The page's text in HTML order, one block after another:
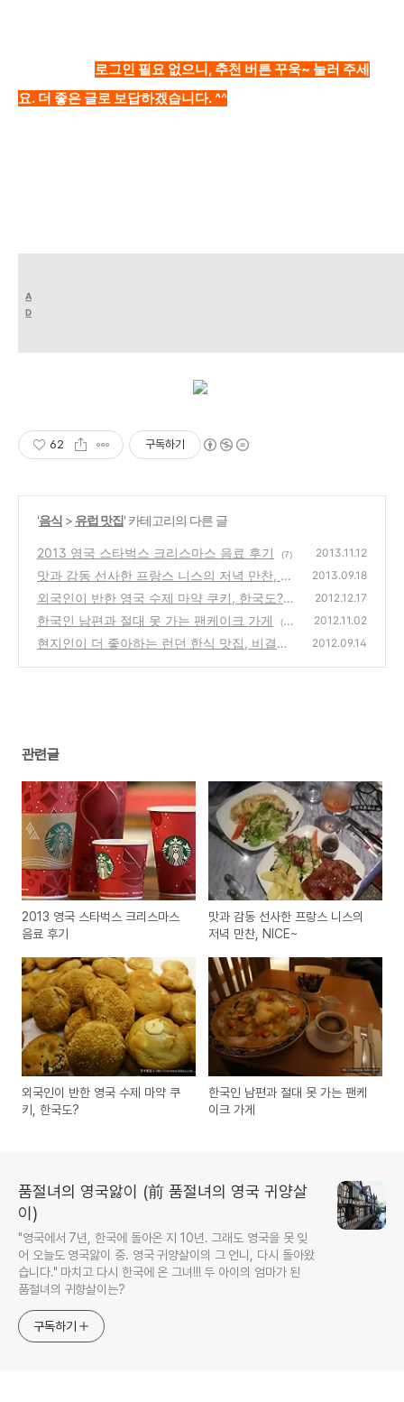
로그인 필요 없으니, 추천 버튼 꾸욱~ 눌러 주세
요. 더 좋은 글로 보답하겠습니다. ^^
A
D
62 구독하기
'음식 > 유럽 맛집' 카테고리의 다른 글
2013 영국 스타벅스 크리스마스 음료 후기 (7) 2013.11.12
맛과 감동 선사한 프랑스 니스의 저녁 만찬, NI
CE~
(20)
2013.09.18
외국인이 반한 영국 수제 마약 쿠키, 한국도?
(15)
2012.12.17
한국인 남편과 절대 못 가는 팬케이크 가게
(2
0)
2012.11.02
현지인이 더 좋아하는 런던 한식 맛집, 비결은 2012.09.14
관련글
2013 영국 스타벅스 크리스마스
음료 후기
맛과 감동 선사한 프랑스 니스의
저녁 만찬, NICE~
외국인이 반한 영국 수제 마약 쿠
키, 한국도?
한국인 남편과 절대 못 가는 팬케
이크 가게
품절녀의 영국앓이 (前 품절녀의 영국 귀양살
이)
"영국에서 7년, 한국에 돌아온 지 10년. 그래도 영국을 못 잊
어 오늘도 영국앓이 중. 영국 귀양살이의 그 언니, 다시 돌아왔
습니다." 마치고 다시 한국에 온 그녀!!! 두 아이의 엄마가 된
품절녀의 귀향살이는?
구독하기